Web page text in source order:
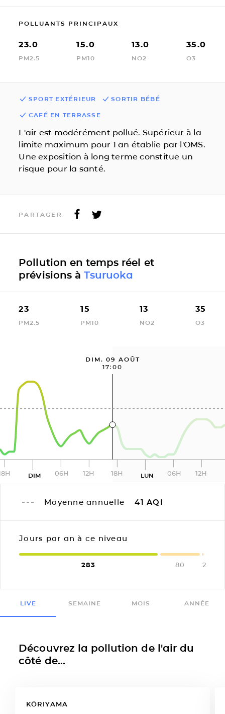
POLLUANTS PRINCIPAUX
23.0
PM2.5
15.0
PM10
13.0
NO2
35.0
O3
SPORT EXTÉRIEUR SORTIR BÉBÉ
CAFÉ EN TERRASSE
L'air est modérément pollué. Supérieur à la
limite maximum pour 1 an établie par l'OMS.
Une exposition à long terme constitue un
risque pour la santé.
PARTAGER
Pollution en temps réel et
prévisions à Tsuruoka
23
PM2.5
15
PM10
13
NO2
35
O3
DIM. 09 AOÛT
17:00
DIM 06H 12H 18H LUN 06H 12H
Moyenne annuelle 41 AQI
Jours par an à ce niveau
283 80 2
LIVE SEMAINE MOIS ANNÉE
Découvrez la pollution de l'air du
côté de...
KŌRIYAMA